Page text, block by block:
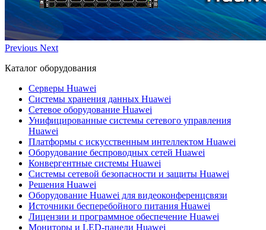
Previous Next
Каталог оборудования
Серверы Huawei
Системы хранения данных Huawei
Сетевое оборудование Huawei
Унифицированные системы сетевого управления
Huawei
Платформы с искусственным интеллектом Huawei
Оборудование беспроводных сетей Huawei
Конвергентные системы Huawei
Системы сетевой безопасности и защиты Huawei
Решения Huawei
Оборудование Huawei для видеоконференцсвязи
Источники бесперебойного питания Huawei
Лицензии и программное обеспечение Huawei
Мониторы и LED-панели Huawei